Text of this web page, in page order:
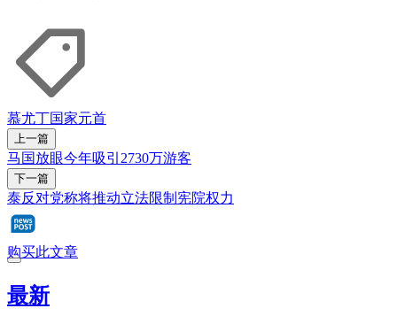
慕尤丁国家元首
上一篇
马国放眼今年吸引2730万游客
下一篇
泰反对党称将推动立法限制宪院权力
购买此文章
最新